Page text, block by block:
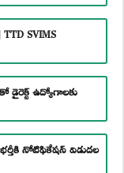
SVIMS
డైరెక్ట్ ఉద్యోగాలకు
నోటిఫికేషన్ విడుదల